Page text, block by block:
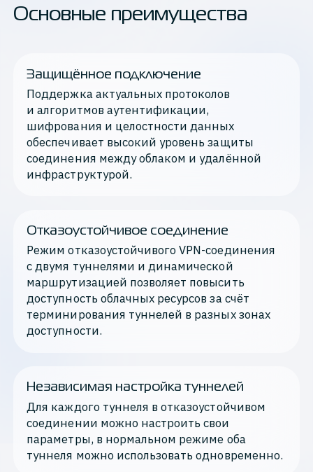
Основные преимущества
Защищённое подключение
Поддержка актуальных протоколов
и алгоритмов аутентификации,
шифрования и целостности данных
обеспечивает высокий уровень защиты
соединения между облаком и удалённой
инфраструктурой.
Отказоустойчивое соединение
Режим отказоустойчивого VPN-соединения
с двумя туннелями и динамической
маршрутизацией позволяет повысить
доступность облачных ресурсов за счёт
терминирования туннелей в разных зонах
доступности.
Независимая настройка туннелей
Для каждого туннеля в отказоустойчивом
соединении можно настроить свои
параметры, в нормальном режиме оба
туннеля можно использовать одновременно.